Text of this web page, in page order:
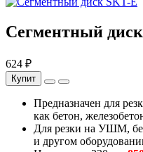
Сегментный
624 ₽
Купит
Предназначен для
как бетон,
Для резки на УШМ,
и другом